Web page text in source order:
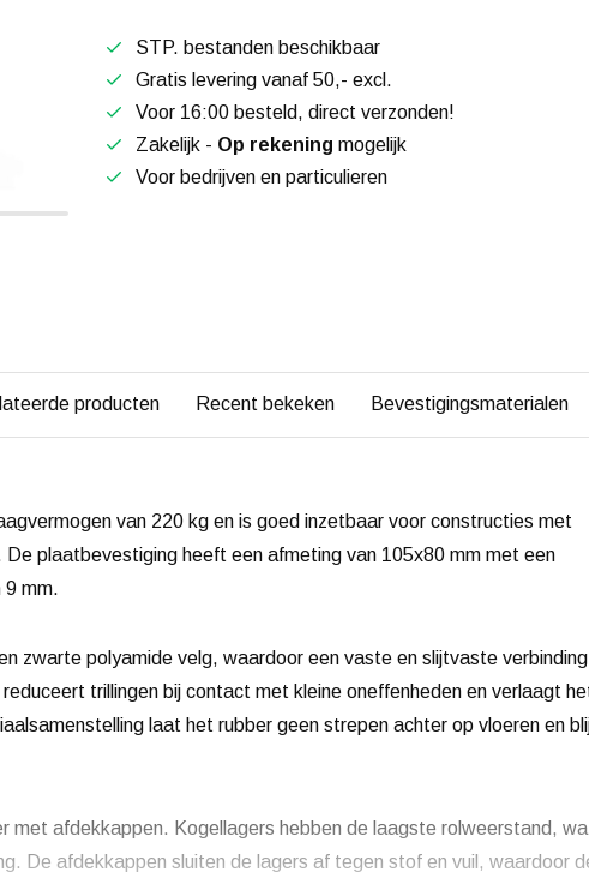
STP. bestanden beschikbaar
Gratis levering vanaf 50,- excl.
Voor 16:00 besteld, direct verzonden!
Zakelijk - Op rekening mogelijk
Voor bedrijven en particulieren
producten Recent bekeken Bevestigingsmaterialen
van 220 kg en is goed inzetbaar voor constructies met
plaatbevestiging heeft een afmeting van 105x80 mm met een
9 mm.
zwarte polyamide velg, waardoor een vaste en slijtvaste verbinding
trillingen bij contact met kleine oneffenheden en verlaagt
laat het rubber geen strepen achter op vloeren en
met afdekkappen. Kogellagers hebben de laagste rolweerstand,
De afdekkappen sluiten de lagers af tegen stof en vuil, waardoor